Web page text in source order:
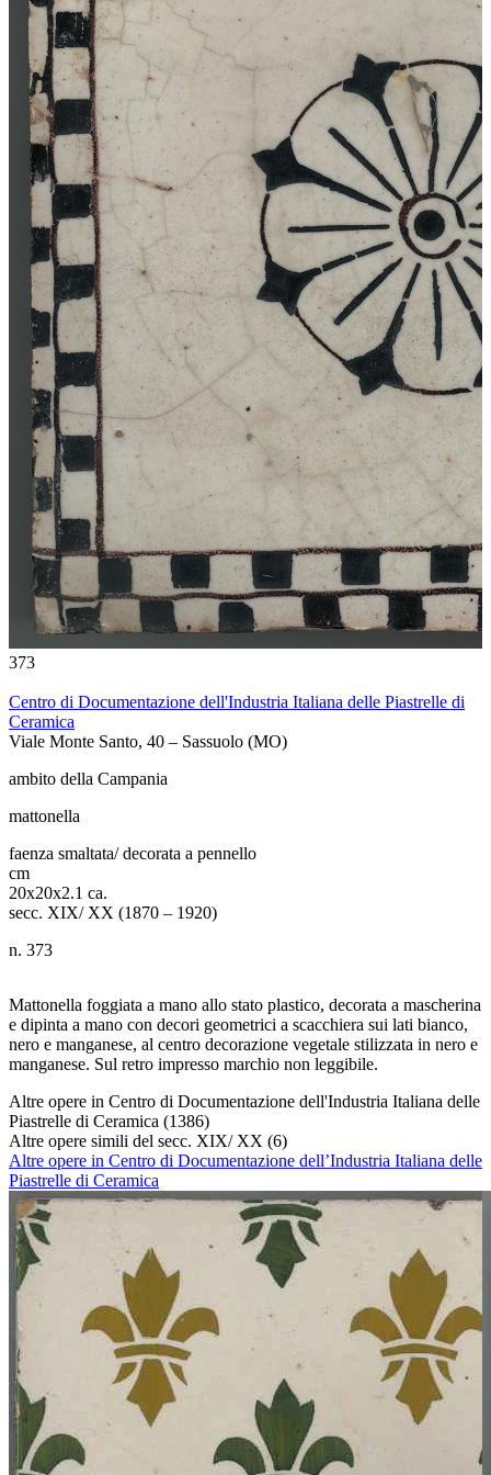
373
Centro di Documentazione dell'Industria Italiana delle Piastrelle di
Ceramica
Viale Monte Santo, 40 – Sassuolo (MO)
ambito della Campania
mattonella
faenza smaltata/ decorata a pennello
cm
20x20x2.1 ca.
secc. XIX/ XX (1870 – 1920)
n. 373
Mattonella foggiata a mano allo stato plastico, decorata a mascherina
e dipinta a mano con decori geometrici a scacchiera sui lati bianco,
nero e manganese, al centro decorazione vegetale stilizzata in nero e
manganese. Sul retro impresso marchio non leggibile.
Altre opere in Centro di Documentazione dell'Industria Italiana delle
Piastrelle di Ceramica (1386)
Altre opere simili del secc. XIX/ XX (6)
Altre opere in Centro di Documentazione dell’Industria Italiana delle
Piastrelle di Ceramica